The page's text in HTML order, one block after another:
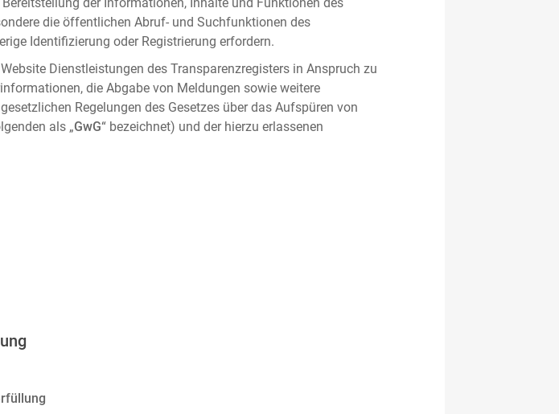
die öffentlichen Abruf- und Suchfunktionen des
Identifizierung oder Registrierung erfordern.
Dienstleistungen des Transparenzregisters in Anspruch zu
die Abgabe von Meldungen sowie weitere
Regelungen des Gesetzes über das Aufspüren von
als „GwG“ bezeichnet) und der hierzu erlassenen